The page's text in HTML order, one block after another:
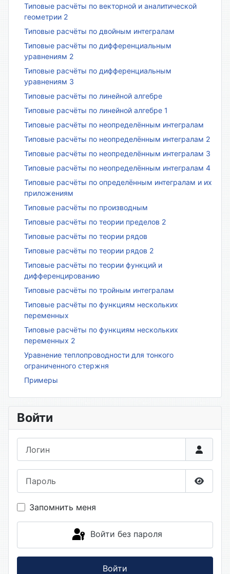
Типовые расчёты по векторной и аналитической
геометрии 2
Типовые расчёты по двойным интегралам
Типовые расчёты по дифференциальным
уравнениям 2
Типовые расчёты по дифференциальным
уравнениям 3
Типовые расчёты по линейной алгебре
Типовые расчёты по линейной алгебре 1
Типовые расчёты по неопределённым интегралам
Типовые расчёты по неопределённым интегралам 2
Типовые расчёты по неопределённым интегралам 3
Типовые расчёты по неопределённым интегралам 4
Типовые расчёты по определённым интегралам и их
приложениям
Типовые расчёты по производным
Типовые расчёты по теории пределов 2
Типовые расчёты по теории рядов
Типовые расчёты по теории рядов 2
Типовые расчёты по теории функций и
дифференцированию
Типовые расчёты по тройным интегралам
Типовые расчёты по функциям нескольких
переменных
Типовые расчёты по функциям нескольких
переменных 2
Уравнение теплопроводности для тонкого
ограниченного стержня
Примеры
Войти
Запомнить меня
Войти без пароля
Войти